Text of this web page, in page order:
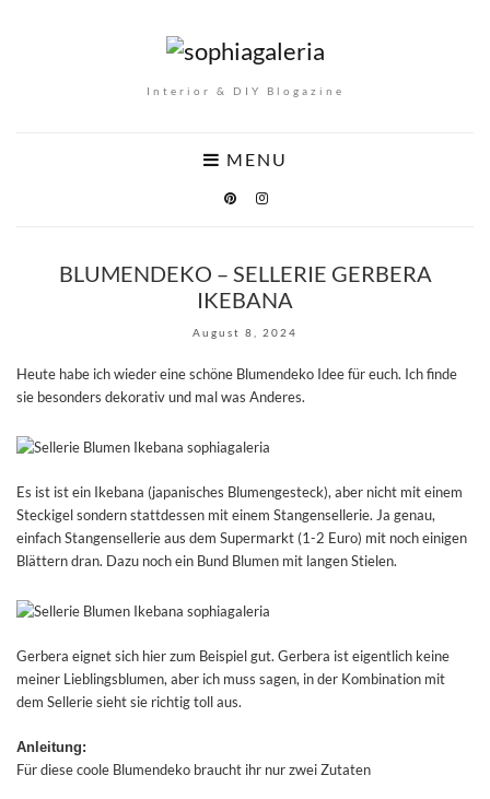
Interior & DIY Blogazine
MENU
BLUMENDEKO – SELLERIE GERBERA
IKEBANA
August 8, 2024
Heute habe ich wieder eine schöne Blumendeko Idee für euch. Ich finde
sie besonders dekorativ und mal was Anderes.
Es ist ist ein Ikebana (japanisches Blumengesteck), aber nicht mit einem
Steckigel sondern stattdessen mit einem Stangensellerie. Ja genau,
einfach Stangensellerie aus dem Supermarkt (1-2 Euro) mit noch einigen
Blättern dran. Dazu noch ein Bund Blumen mit langen Stielen.
Gerbera eignet sich hier zum Beispiel gut. Gerbera ist eigentlich keine
meiner Lieblingsblumen, aber ich muss sagen, in der Kombination mit
dem Sellerie sieht sie richtig toll aus.
Anleitung:
Für diese coole Blumendeko braucht ihr nur zwei Zutaten